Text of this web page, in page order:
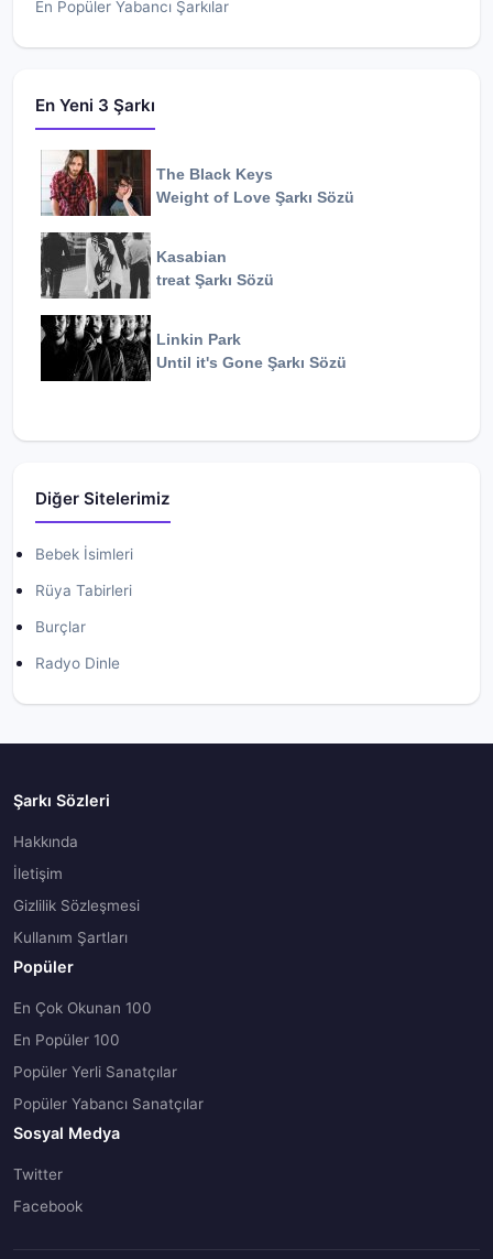
En Popüler Yabancı Şarkılar
En Yeni 3 Şarkı
The Black Keys
Weight of Love Şarkı Sözü
Kasabian
treat Şarkı Sözü
Linkin Park
Until it's Gone Şarkı Sözü
Diğer Sitelerimiz
Bebek İsimleri
Rüya Tabirleri
Burçlar
Radyo Dinle
Şarkı Sözleri
Hakkında
İletişim
Gizlilik Sözleşmesi
Kullanım Şartları
Popüler
En Çok Okunan 100
En Popüler 100
Popüler Yerli Sanatçılar
Popüler Yabancı Sanatçılar
Sosyal Medya
Twitter
Facebook